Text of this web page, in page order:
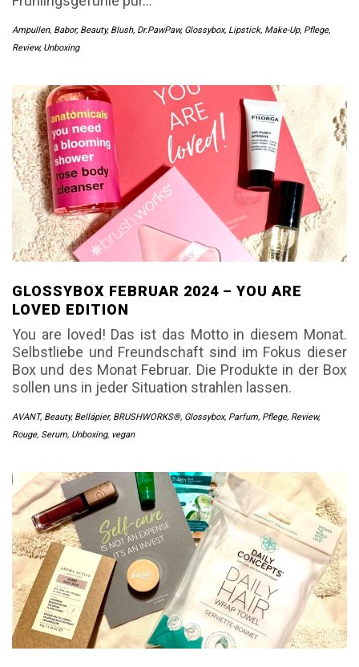
Ampullen, Babor, Beauty, Blush, Dr.PawPaw, Glossybox, Lipstick, Make-Up, Pflege,
Review, Unboxing
GLOSSYBOX FEBRUAR 2024 – YOU ARE
LOVED EDITION
You are loved! Das ist das Motto in diesem Monat.
Selbstliebe und Freundschaft sind im Fokus dieser
Box und des Monat Februar. Die Produkte in der Box
sollen uns in jeder Situation strahlen lassen.
AVANT, Beauty, Bellápier, BRUSHWORKS®, Glossybox, Parfum, Pflege, Review,
Rouge, Serum, Unboxing, vegan